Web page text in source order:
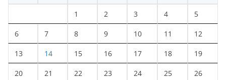
1 2 3 4 5
6 7 8 9 10 11 12
13 14 15 16 17 18 19
20 21 22 23 24 25 26